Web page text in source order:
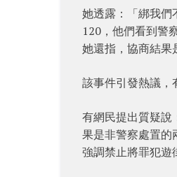
她透露：「綁我們
120，他們看到警
她還指，協商結果
該事件引發熱議，
有網民提出質疑說
果是非警察處置的
強調禁止將罪犯遊